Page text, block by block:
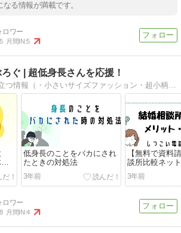
る情報が満載です。
月間IN:5
ぐ | 超低身長さんを応援！
低身長のことをバカにされ
たときの対処法
3年前
【無料で資料
談所比較ネッ
とデメリット
誘はある？
3年前
月間IN:4